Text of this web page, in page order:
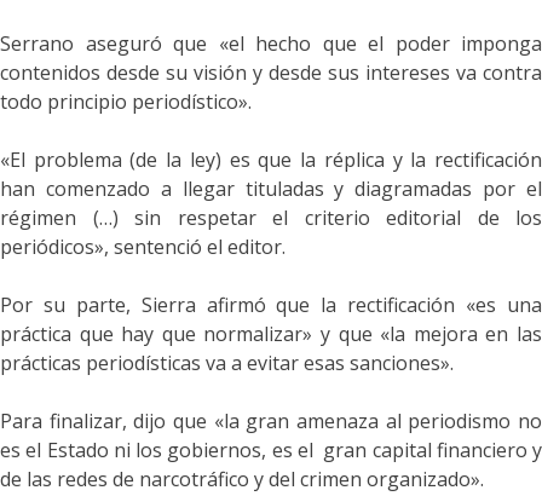
Serrano aseguró que «el hecho que el poder imponga
contenidos desde su visión y desde sus intereses va contra
todo principio periodístico».
«El problema (de la ley) es que la réplica y la rectificación
han comenzado a llegar tituladas y diagramadas por el
régimen (…) sin respetar el criterio editorial de los
periódicos», sentenció el editor.
Por su parte, Sierra afirmó que la rectificación «es una
práctica que hay que normalizar» y que «la mejora en las
prácticas periodísticas va a evitar esas sanciones».
Para finalizar, dijo que «la gran amenaza al periodismo no
es el Estado ni los gobiernos, es el gran capital financiero y
de las redes de narcotráfico y del crimen organizado».